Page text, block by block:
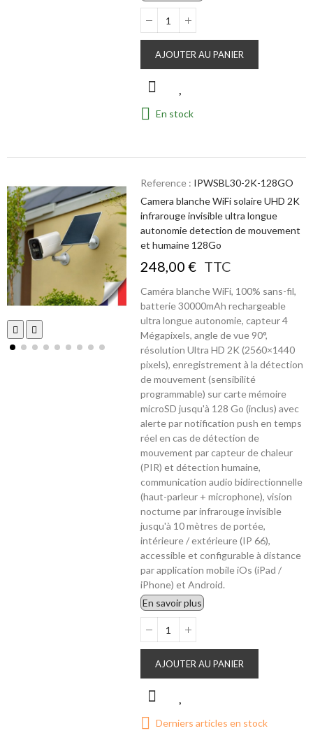
AJOUTER AU PANIER
En stock
Reference : IPWSBL30-2K-128GO
Camera blanche WiFi solaire UHD 2K
infrarouge invisible ultra longue
autonomie detection de mouvement
et humaine 128Go
248,00 € TTC
Caméra blanche WiFi, 100% sans-fil,
batterie 30000mAh rechargeable
ultra longue autonomie, capteur 4
Mégapixels, angle de vue 90°,
résolution Ultra HD 2K (2560×1440
pixels), enregistrement à la détection
de mouvement (sensibilité
programmable) sur carte mémoire
microSD jusqu'à 128 Go (inclus) avec
alerte par notification push en temps
réel en cas de détection de
mouvement par capteur de chaleur
(PIR) et détection humaine,
communication audio bidirectionnelle
(haut-parleur + microphone), vision
nocturne par infrarouge invisible
jusqu'à 10 mètres de portée,
intérieure / extérieure (IP 66),
accessible et configurable à distance
par application mobile iOs (iPad /
iPhone) et Android.
En savoir plus
AJOUTER AU PANIER
Derniers articles en stock